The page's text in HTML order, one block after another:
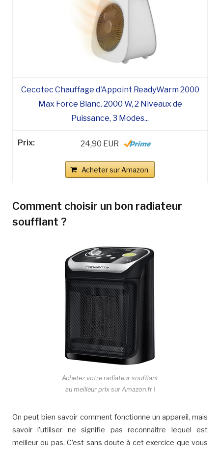
Cecotec Chauffage d'Appoint ReadyWarm 2000
Max Force Blanc. 2000 W, 2 Niveaux de
Puissance, 3 Modes...
24,90 EUR
Acheter sur Amazon
Comment choisir un bon radiateur
soufflant ?
Achetez votre radiateur soufflant
au meilleur prix sur Amazon.fr !
On peut bien savoir comment fonctionne un appareil, mais
savoir l’utiliser ne signifie pas reconnaitre lequel est
meilleur ou pas. C’est sans doute à cet exercice que vous